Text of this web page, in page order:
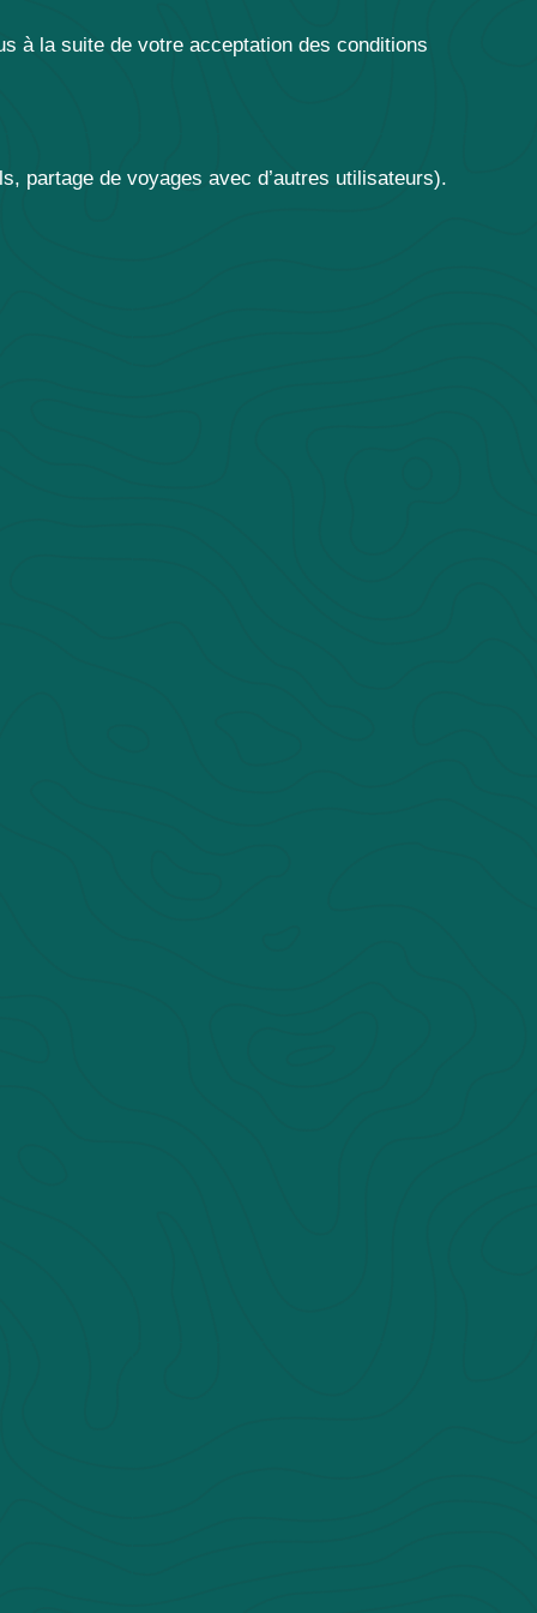
à la suite de votre acceptation des conditions
partage de voyages avec d’autres utilisateurs).